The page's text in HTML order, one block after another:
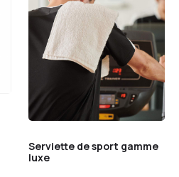
Serviette de sport gamme
luxe